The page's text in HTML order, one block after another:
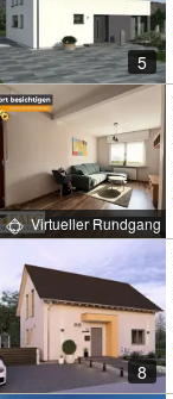
5
Virtueller Rundgang
8